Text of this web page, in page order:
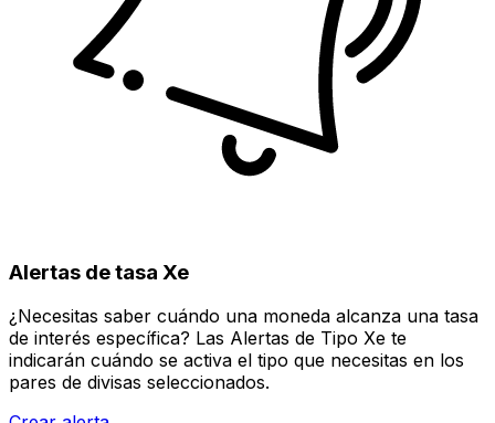
Alertas de tasa Xe
¿Necesitas saber cuándo una moneda alcanza una tasa
de interés específica? Las Alertas de Tipo Xe te
indicarán cuándo se activa el tipo que necesitas en los
pares de divisas seleccionados.